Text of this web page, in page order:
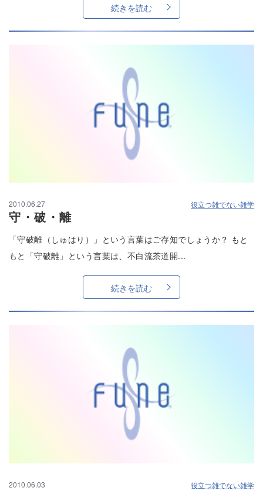
続きを読む
2010.06.27 役立つ雑でない雑学
守・破・離
「守破離（しゅはり）」という言葉はご存知でしょうか？ もと
もと「守破離」という言葉は、不白流茶道開...
続きを読む
2010.06.03 役立つ雑でない雑学